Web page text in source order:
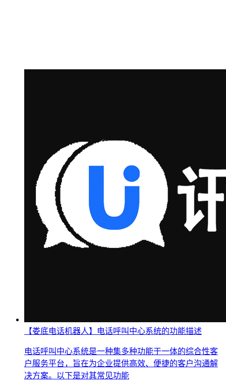
【娄底电话机器人】电话呼叫中心系统的功能描述
电话呼叫中心系统是一种集多种功能于一体的综合性客
户服务平台，旨在为企业提供高效、便捷的客户沟通解
决方案。以下是对其常见功能